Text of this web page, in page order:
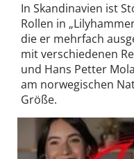
In Skandinavien ist
Rollen in
die er mehrfach
mit verschiedenen
und Hans Petter
am norwegischen
Größe.